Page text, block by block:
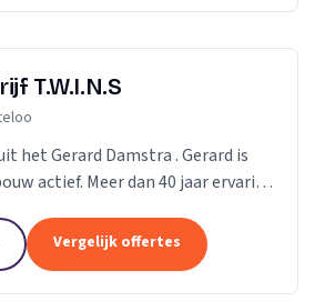
T.W.I.N.S
. Gerard is
dan 40 jaar ervaring
tot douches en keukens...
Vergelijk offertes